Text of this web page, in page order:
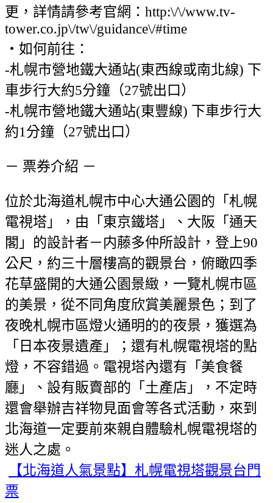
更，詳情請參考官網：http:\/\/www.tv-
tower.co.jp\/tw\/guidance\/#time
・如何前往：
-札幌市營地鐵大通站(東西線或南北線) 下
車步行大約5分鐘（27號出口）
-札幌市營地鐵大通站(東豐線) 下車步行大
約1分鐘（27號出口）
－ 票券介紹 －
位於北海道札幌市中心大通公園的「札幌
電視塔」，由「東京鐵塔」、大阪「通天
閣」的設計者－内藤多仲所設計，登上90
公尺，約三十層樓高的觀景台，俯瞰四季
花草盛開的大通公園景緻，一覽札幌市區
的美景，從不同角度欣賞美麗景色；到了
夜晚札幌市區燈火通明的的夜景，獲選為
「日本夜景遺產」；還有札幌電視塔的點
燈，不容錯過。電視塔內還有「美食餐
廳」、設有販賣部的「土產店」，不定時
還會舉辦吉祥物見面會等各式活動，來到
北海道一定要前來親自體驗札幌電視塔的
迷人之處。
【北海道人氣景點】札幌電視塔觀景台門
票